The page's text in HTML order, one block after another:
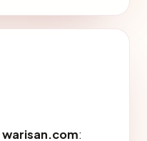
warisan.com: